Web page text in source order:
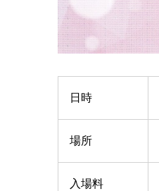
日時
場所
入場料